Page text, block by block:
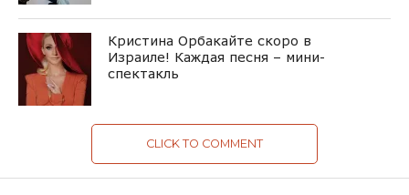
Кристина Орбакайте скоро в
Израиле! Каждая песня – мини-
спектакль
CLICK TO COMMENT